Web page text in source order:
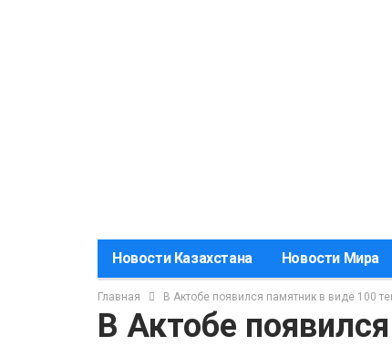
Новости Казахстана Новости Мира
Главная В Актобе появился памятник в виде 100
В Актобе